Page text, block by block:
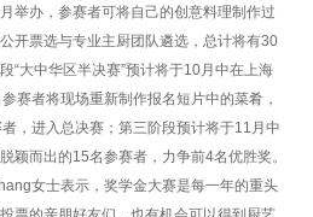
月举办，参赛者可将自己的创意料理制作过
开票选与专业主厨团队遴选，总计将有30
“大中华区半决赛”预计将于10月中在上海
参赛者将现场重新制作报名短片中的菜肴，
，进入总决赛；第三阶段预计将于11 月中
颖而出的15名参赛者，力争前4名优胜奖。
女士表示，奖学金大赛是每一年的重头